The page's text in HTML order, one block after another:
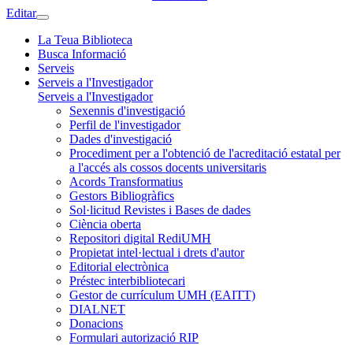
Editar
La Teua Biblioteca
Busca Informació
Serveis
Serveis a l'Investigador
Serveis a l'Investigador
Sexennis d'investigació
Perfil de l'investigador
Dades d'investigació
Procediment per a l'obtenció de l'acreditació estatal per
a l'accés als cossos docents universitaris
Acords Transformatius
Gestors Bibliogràfics
Sol·licitud Revistes i Bases de dades
Ciència oberta
Repositori digital RediUMH
Propietat intel·lectual i drets d'autor
Editorial electrònica
Préstec interbibliotecari
Gestor de currículum UMH (EAITT)
DIALNET
Donacions
Formulari autorizació RIP